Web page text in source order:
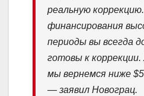
реальную
финансирования
периоды вы всегда
готовы к
мы вернемся ниже
— заявил Новограц.